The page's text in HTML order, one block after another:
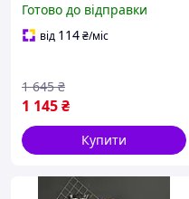
манжетом, Хакі костюми
молодіжні весна осінь
Готово до відправки
від 114₴/міс
1 145₴
1 645 ₴
Купити